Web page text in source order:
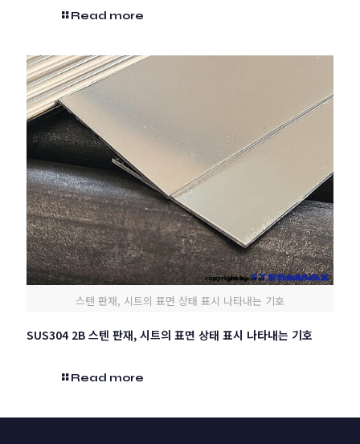
Read more
스텐 판재, 시트의 표면 상태 표시 나타내는 기호
SUS304 2B 스텐 판재, 시트의 표면 상태 표시 나타내는 기호
Read more